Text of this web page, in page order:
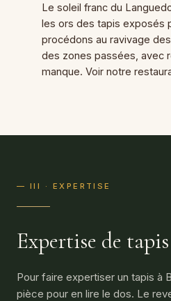
Le soleil franc du
les ors des tapis exposés
procédons au ravivage
des zones passées, avec
manque. Voir notre
— III · EXPERTISE
Expertise de
Pour faire expertiser un tapis à
pièce pour en lire le dos. Le